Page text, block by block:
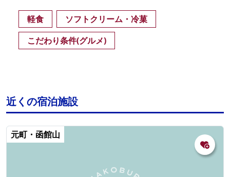
軽食
ソフトクリーム・冷菓
こだわり条件(グルメ)
近くの宿泊施設
元町・函館山